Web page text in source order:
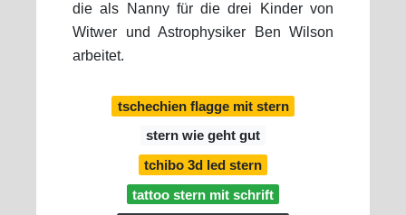
die als Nanny für die drei Kinder von
Witwer und Astrophysiker Ben Wilson
arbeitet.
tschechien flagge mit stern
stern wie geht gut
tchibo 3d led stern
tattoo stern mit schrift